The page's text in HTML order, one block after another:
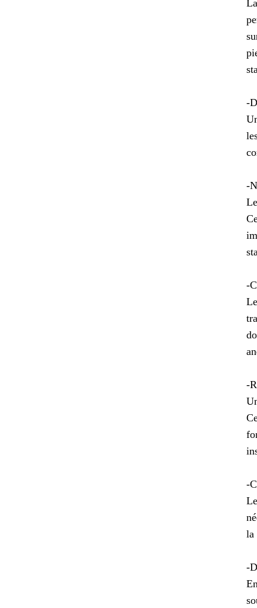
-
-
-
-
-
la
-